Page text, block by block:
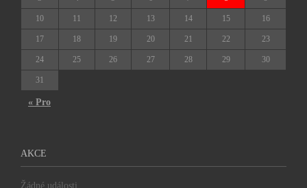
« Pro
10 11 12 13 14 15 16
17 18 19 20 21 22 23
24 25 26 27 28 29 30
31
AKCE
Žádné události